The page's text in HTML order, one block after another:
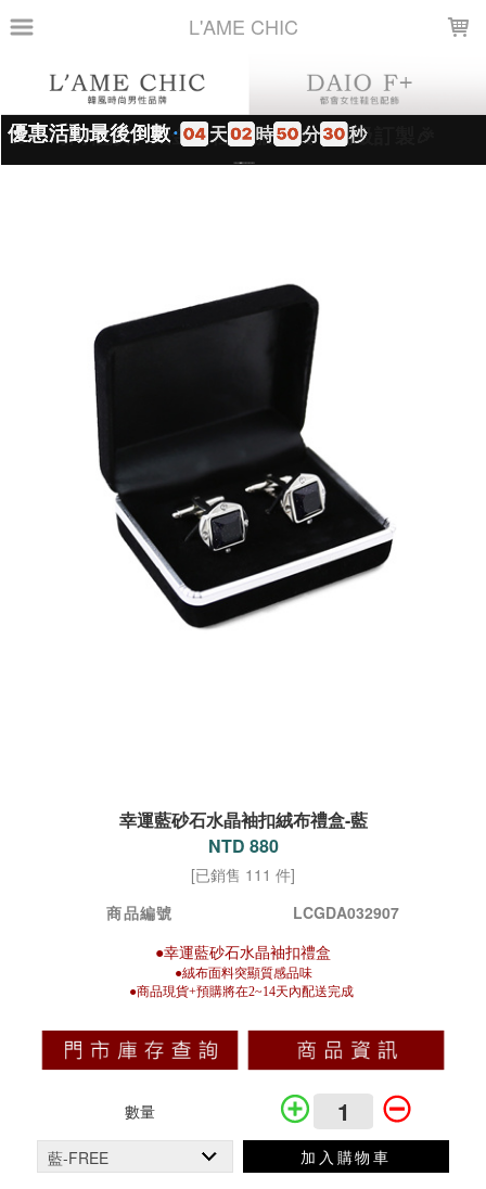
L'AME CHIC
幸運藍砂石水晶袖扣絨布禮盒-藍
NTD 880
[已銷售 111 件]
商品編號
LCGDA032907
●幸運藍砂石水晶袖扣禮盒
●絨布面料突顯質感品味
●商品現貨+預購將在2~14天內配送完成
數量
加入購物車